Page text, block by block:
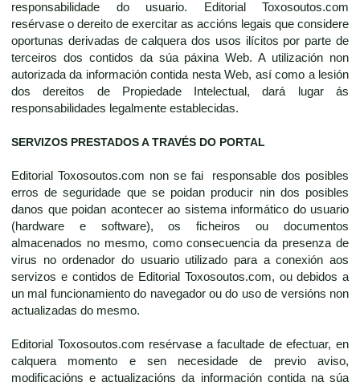
responsabilidade do usuario. Editorial Toxosoutos.com
resérvase o dereito de exercitar as accións legais que considere
oportunas derivadas de calquera dos usos ilícitos por parte de
terceiros dos contidos da súa páxina Web. A utilización non
autorizada da información contida nesta Web, así como a lesión
dos dereitos de Propiedade Intelectual, dará lugar ás
responsabilidades legalmente establecidas.
SERVIZOS PRESTADOS A TRAVÉS DO PORTAL
Editorial Toxosoutos.com non se fai responsable dos posibles
erros de seguridade que se poidan producir nin dos posibles
danos que poidan acontecer ao sistema informático do usuario
(hardware e software), os ficheiros ou documentos
almacenados no mesmo, como consecuencia da presenza de
virus no ordenador do usuario utilizado para a conexión aos
servizos e contidos de Editorial Toxosoutos.com, ou debidos a
un mal funcionamiento do navegador ou do uso de versións non
actualizadas do mesmo.
Editorial Toxosoutos.com resérvase a facultade de efectuar, en
calquera momento e sen necesidade de previo aviso,
modificacións e actualizacións da información contida na súa